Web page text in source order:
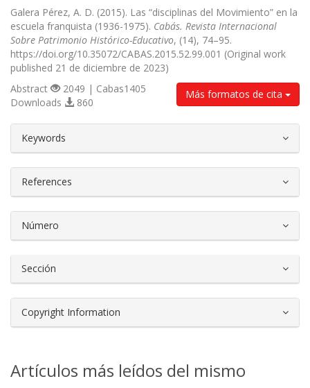
Galera Pérez, A. D. (2015). Las “disciplinas del Movimiento” en la
escuela franquista (1936-1975). Cabás. Revista Internacional
Sobre Patrimonio Histórico-Educativo, (14), 74–95.
https://doi.org/10.35072/CABAS.2015.52.99.001 (Original work
published 21 de diciembre de 2023)
Más formatos de cita
Abstract
2049 | Cabas1405
Downloads
860
Keywords
References
Número
Sección
Copyright Information
Artículos más leídos del mismo